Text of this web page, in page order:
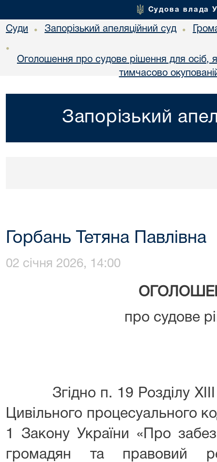
Судова влада
Суди • Запорізький апеляційний суд •
•
Оголошення про судове рішення для осіб,
тимчасово
Запорізький
Горбань Тетяна Павлівна
02 січня 2026, 14:00
про судове
Згідно п. 19 Розділу XIII
Цивільного процесуального
1 Закону України «Про
громадян та правовий